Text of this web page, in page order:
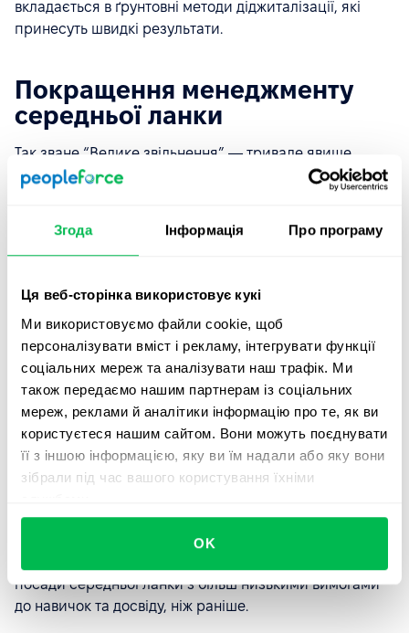
Згода Інформація Про програму
Ця веб-сторінка використовує кукі
Ми використовуємо файли cookie, щоб
персоналізувати вміст і рекламу, інтегрувати функції
соціальних мереж та аналізувати наш трафік. Ми
також передаємо нашим партнерам із соціальних
мереж, реклами й аналітики інформацію про те, як ви
користуєтеся нашим сайтом. Вони можуть поєднувати
її з іншою інформацією, яку ви їм надали або яку вони
зібрали під час вашого користування їхніми
OK
вкладається в ґрунтовні методи діджиталізації, які
принесуть швидкі результати.
Покращення менеджменту
середньої ланки
Так зване “Велике звільнення” — тривале явище,
спричинене пандемією COVID-19, коли все більша
кількість співробітників почала усвідомлювати свій
наслідок, багато хто звільняється з роботи, яка, на
перетворюється на потік. За даними Бюро трудової
статистики США, з квітня 2021 року по квітень 2022
року71,6 млн осіб залишили свої робочі місця, що в
середньому становить 3,98 млн осіб щомісяця.
Дефіцит працівників особливо гостро відчувається на
рівні менеджменту середньої ланки. Такі
співробітники, як правило, у віці 30-40 років, мають
дітей і хотіли б проводити більше часу зі своїми
можливостей віддаленої роботи. Як наслідок, існує
значний розрив у навичках у цій сфері, і компанії
посади середньої ланки з більш низькими вимогами
до навичок та досвіду, ніж раніше.